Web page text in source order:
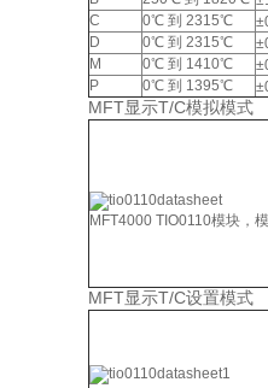
C
0℃ 到 2315℃
D
0℃ 到 2315℃
M
0℃ 到 1410℃
P
0℃ 到 1395℃
MFT显示T/C模拟模式
MFT4000 TIO0110模块，
MFT显示T/C设置模式